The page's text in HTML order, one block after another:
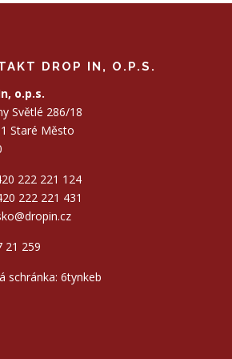
DROP IN, O.P.S.
o.p.s.
Světlé 286/18
Staré Město
222 221 124
222 221 431
21 259
schránka: 6tynkeb